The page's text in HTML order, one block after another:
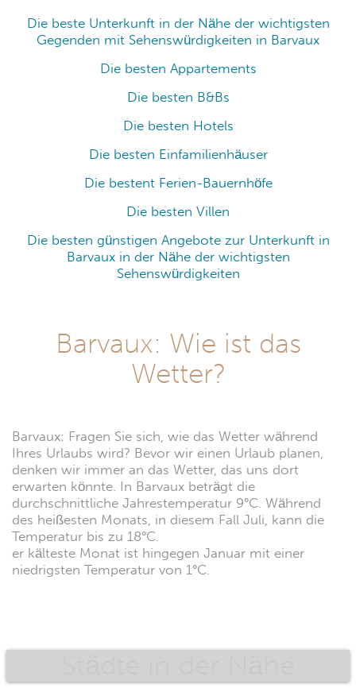
Die beste Unterkunft in der Nähe der wichtigsten
Gegenden mit Sehenswürdigkeiten in Barvaux
Die besten Appartements
Die besten B&Bs
Die besten Hotels
Die besten Einfamilienhäuser
Die bestent Ferien-Bauernhöfe
Die besten Villen
Die besten günstigen Angebote zur Unterkunft in
Barvaux in der Nähe der wichtigsten
Sehenswürdigkeiten
Barvaux: Wie ist das
Wetter?
Barvaux: Fragen Sie sich, wie das Wetter während
Ihres Urlaubs wird? Bevor wir einen Urlaub planen,
denken wir immer an das Wetter, das uns dort
erwarten könnte. In Barvaux beträgt die
durchschnittliche Jahrestemperatur 9°C. Während
des heißesten Monats, in diesem Fall Juli, kann die
Temperatur bis zu 18°C.
er kälteste Monat ist hingegen Januar mit einer
niedrigsten Temperatur von 1°C.